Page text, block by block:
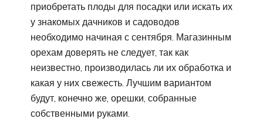
приобретать плоды для посадки или искать их
у знакомых дачников и садоводов
необходимо начиная с сентября. Магазинным
орехам доверять не следует, так как
неизвестно, производилась ли их обработка и
какая у них свежесть. Лучшим вариантом
будут, конечно же, орешки, собранные
собственными руками.